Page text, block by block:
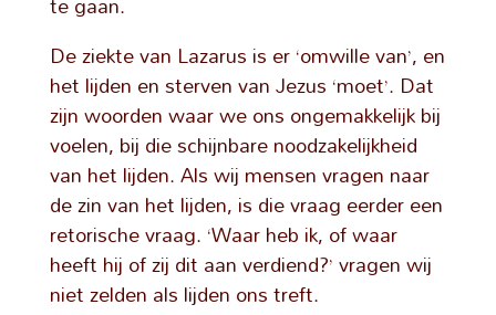
De ziekte van Lazarus is er ‘omwille van’, en
het lijden en sterven van Jezus ‘moet’. Dat
zijn woorden waar we ons ongemakkelijk bij
voelen, bij die schijnbare noodzakelijkheid
van het lijden. Als wij mensen vragen naar
de zin van het lijden, is die vraag eerder een
retorische vraag. ‘Waar heb ik, of waar
heeft hij of zij dit aan verdiend?’ vragen wij
niet zelden als lijden ons treft.